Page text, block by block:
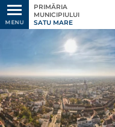
MENU
PRIMĂRIA
MUNICIPIULUI
SATU MARE